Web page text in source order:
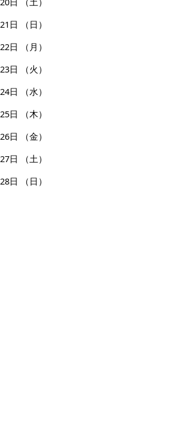
21日
（日）
22日
（月）
23日
（火）
24日
（水）
25日
（木）
26日
（金）
27日
（土）
28日
（日）